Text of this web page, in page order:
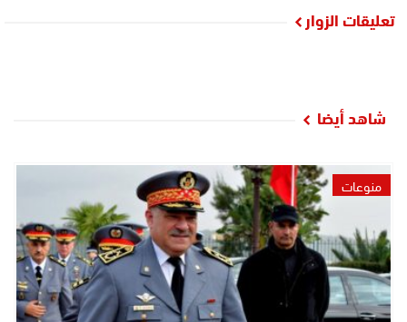
تعليقات الزوار
شاهد أيضا
منوعات